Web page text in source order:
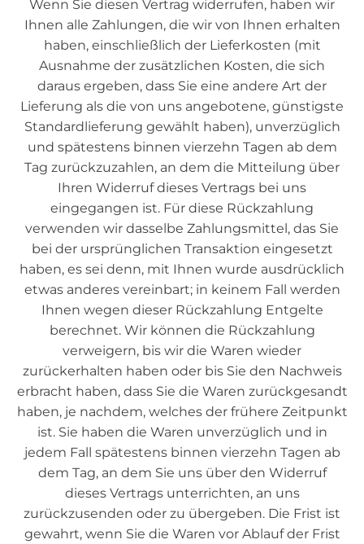
Wenn Sie diesen Vertrag widerrufen, haben wir
Ihnen alle Zahlungen, die wir von Ihnen erhalten
haben, einschließlich der Lieferkosten (mit
Ausnahme der zusätzlichen Kosten, die sich
daraus ergeben, dass Sie eine andere Art der
Lieferung als die von uns angebotene, günstigste
Standardlieferung gewählt haben), unverzüglich
und spätestens binnen vierzehn Tagen ab dem
Tag zurückzuzahlen, an dem die Mitteilung über
Ihren Widerruf dieses Vertrags bei uns
eingegangen ist. Für diese Rückzahlung
verwenden wir dasselbe Zahlungsmittel, das Sie
bei der ursprünglichen Transaktion eingesetzt
haben, es sei denn, mit Ihnen wurde ausdrücklich
etwas anderes vereinbart; in keinem Fall werden
Ihnen wegen dieser Rückzahlung Entgelte
berechnet. Wir können die Rückzahlung
verweigern, bis wir die Waren wieder
zurückerhalten haben oder bis Sie den Nachweis
erbracht haben, dass Sie die Waren zurückgesandt
haben, je nachdem, welches der frühere Zeitpunkt
ist. Sie haben die Waren unverzüglich und in
jedem Fall spätestens binnen vierzehn Tagen ab
dem Tag, an dem Sie uns über den Widerruf
dieses Vertrags unterrichten, an uns
zurückzusenden oder zu übergeben. Die Frist ist
gewahrt, wenn Sie die Waren vor Ablauf der Frist